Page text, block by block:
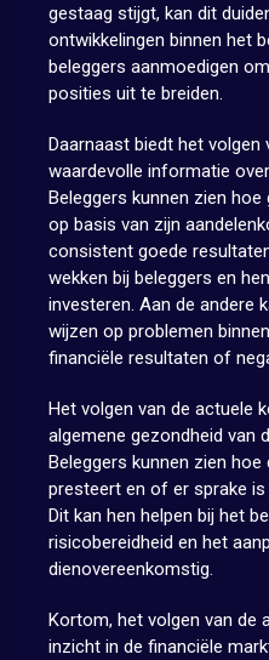
gestaag stijgt, kan dit
ontwikkelingen binnen het
beleggers aanmoedigen
posities uit te breiden.
Daarnaast biedt het
waardevolle informatie
Beleggers kunnen zien
op basis van zijn
consistent goede
wekken bij beleggers en
investeren. Aan de andere
wijzen op problemen
financiële resultaten of
Het volgen van de actuele
algemene gezondheid van
Beleggers kunnen zien
presteert en of er sprake
Dit kan hen helpen bij het
risicobereidheid en het
dienovereenkomstig.
Kortom, het volgen van de
inzicht in de financiële